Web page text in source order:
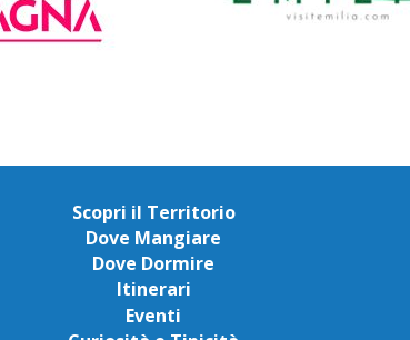
Scopri il Territorio
Dove Mangiare
Dove Dormire
Itinerari
Eventi